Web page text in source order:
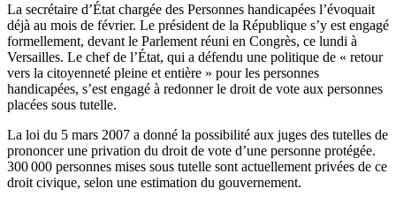
La secrétaire d’État chargée des Personnes handicapées l’évoquait
déjà au mois de février. Le président de la République s’y est engagé
formellement, devant le Parlement réuni en Congrès, ce lundi à
Versailles. Le chef de l’État, qui a défendu une politique de « retour
vers la citoyenneté pleine et entière » pour les personnes
handicapées, s’est engagé à redonner le droit de vote aux personnes
placées sous tutelle.
La loi du 5 mars 2007 a donné la possibilité aux juges des tutelles de
prononcer une privation du droit de vote d’une personne protégée.
300 000 personnes mises sous tutelle sont actuellement privées de ce
droit civique, selon une estimation du gouvernement.